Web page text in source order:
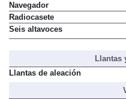
Navegador
Radiocasete
Seis altavoces
Llantas
Llantas de aleación